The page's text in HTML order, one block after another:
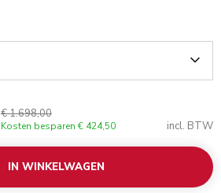
€ 1.698,00
Kosten besparen € 424,50 incl. BTW
IN WINKELWAGEN